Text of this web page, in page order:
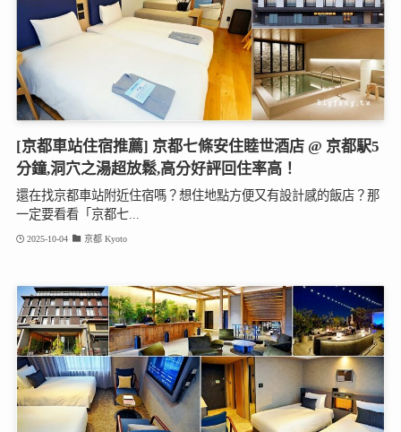
[京都車站住宿推薦] 京都七條安住睦世酒店 @ 京都駅5
分鐘,洞穴之湯超放鬆,高分好評回住率高！
還在找京都車站附近住宿嗎？想住地點方便又有設計感的飯店？那
一定要看看「京都七...
2025-10-04 京都 Kyoto